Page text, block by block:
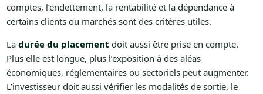
comptes, l’endettement, la rentabilité et la dépendance à
certains clients ou marchés sont des critères utiles.
La durée du placement doit aussi être prise en compte.
Plus elle est longue, plus l’exposition à des aléas
économiques, réglementaires ou sectoriels peut augmenter.
L’investisseur doit aussi vérifier les modalités de sortie, le